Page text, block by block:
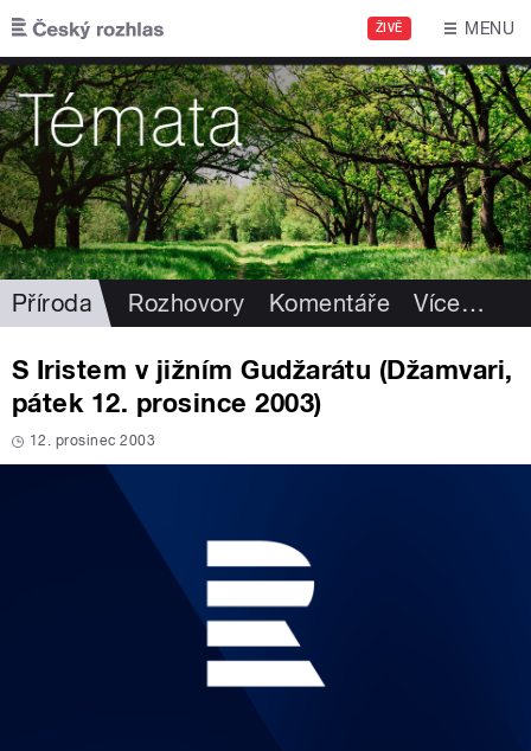
Přejít k hlavnímu obsahu
ŽIVĚ MENU
Příroda Rozhovory Komentáře Více…
S Iristem v jižním Gudžarátu (Džamvari,
pátek 12. prosince 2003)
12. prosinec 2003